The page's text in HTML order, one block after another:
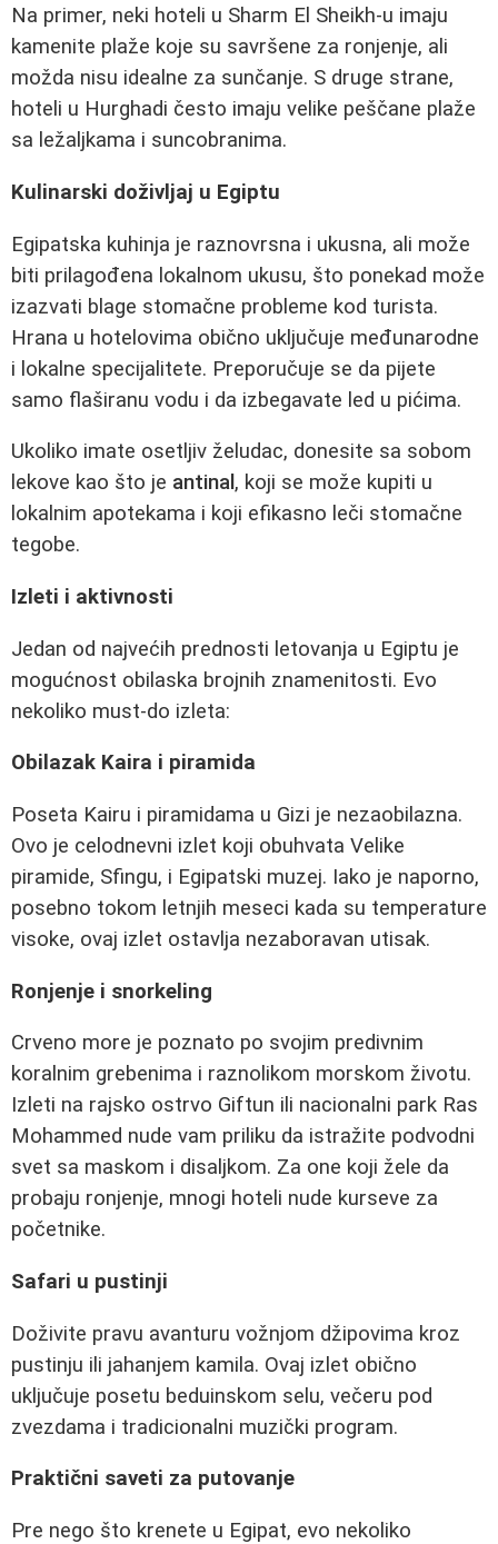
Na primer, neki hoteli u Sharm El Sheikh-u imaju
kamenite plaže koje su savršene za ronjenje, ali
možda nisu idealne za sunčanje. S druge strane,
hoteli u Hurghadi često imaju velike peščane plaže
sa ležaljkama i suncobranima.
Kulinarski doživljaj u Egiptu
Egipatska kuhinja je raznovrsna i ukusna, ali može
biti prilagođena lokalnom ukusu, što ponekad može
izazvati blage stomačne probleme kod turista.
Hrana u hotelovima obično uključuje međunarodne
i lokalne specijalitete. Preporučuje se da pijete
samo flaširanu vodu i da izbegavate led u pićima.
Ukoliko imate osetljiv želudac, donesite sa sobom
lekove kao što je antinal, koji se može kupiti u
lokalnim apotekama i koji efikasno leči stomačne
tegobe.
Izleti i aktivnosti
Jedan od najvećih prednosti letovanja u Egiptu je
mogućnost obilaska brojnih znamenitosti. Evo
nekoliko must-do izleta:
Obilazak Kaira i piramida
Poseta Kairu i piramidama u Gizi je nezaobilazna.
Ovo je celodnevni izlet koji obuhvata Velike
piramide, Sfingu, i Egipatski muzej. Iako je naporno,
posebno tokom letnjih meseci kada su temperature
visoke, ovaj izlet ostavlja nezaboravan utisak.
Ronjenje i snorkeling
Crveno more je poznato po svojim predivnim
koralnim grebenima i raznolikom morskom životu.
Izleti na rajsko ostrvo Giftun ili nacionalni park Ras
Mohammed nude vam priliku da istražite podvodni
svet sa maskom i disaljkom. Za one koji žele da
probaju ronjenje, mnogi hoteli nude kurseve za
početnike.
Safari u pustinji
Doživite pravu avanturu vožnjom džipovima kroz
pustinju ili jahanjem kamila. Ovaj izlet obično
uključuje posetu beduinskom selu, večeru pod
zvezdama i tradicionalni muzički program.
Praktični saveti za putovanje
Pre nego što krenete u Egipat, evo nekoliko